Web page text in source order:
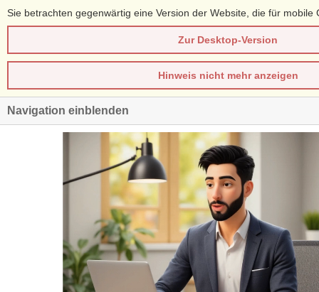
Sie betrachten gegenwärtig eine Version der Website, die für mobile
Zur Desktop-Version
Hinweis nicht mehr anzeigen
Navigation einblenden